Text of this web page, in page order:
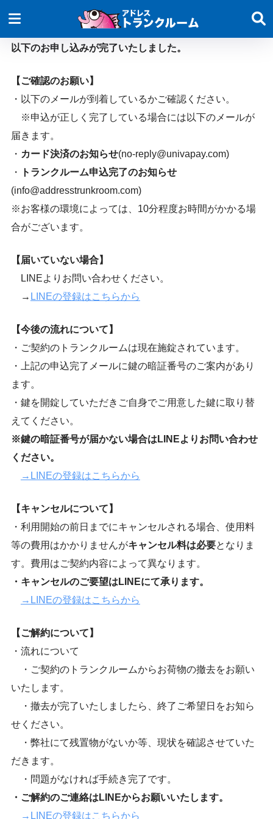
以下のお申し込みが完了いたしました。
【ご確認のお願い】
・以下のメールが到着しているかご確認ください。
※申込が正しく完了している場合には以下のメールが
届きます。
・ カード決済のお知らせ(no-reply@univapay.com)
・
トランクルーム申込完了のお知らせ
(info@addresstrunkroom.com)
※お客様の環境によっては、10分程度お時間がかかる場
合がございます。
【届いていない場合】
LINEよりお問い合わせください。
→ LINEの登録はこちらから
【今後の流れについて】
・ご契約のトランクルームは現在施錠されています。
・上記の申込完了メールに鍵の暗証番号のご案内があり
ます。
・鍵を開錠していただきご自身でご用意した鍵に取り替
えてください。
※鍵の暗証番号が届かない場合はLINEよりお問い合わせ
ください。
→LINEの登録はこちらから
【キャンセルについて】
・利用開始の前日までにキャンセルされる場合、使用料
等の費用はかかりませんがキャンセル料は必要となりま
す。費用はご契約内容によって異なります。
・キャンセルのご要望はLINEにて承ります。
→LINEの登録はこちらから
【ご解約について】
・流れについて
・ご契約のトランクルームからお荷物の撤去をお願い
いたします。
・撤去が完了いたしましたら、終了ご希望日をお知ら
せください。
・弊社にて残置物がないか等、現状を確認させていた
だきます。
・問題がなければ手続き完了です。
・ご解約のご連絡はLINEからお願いいたします。
→LINEの登録はこちらから